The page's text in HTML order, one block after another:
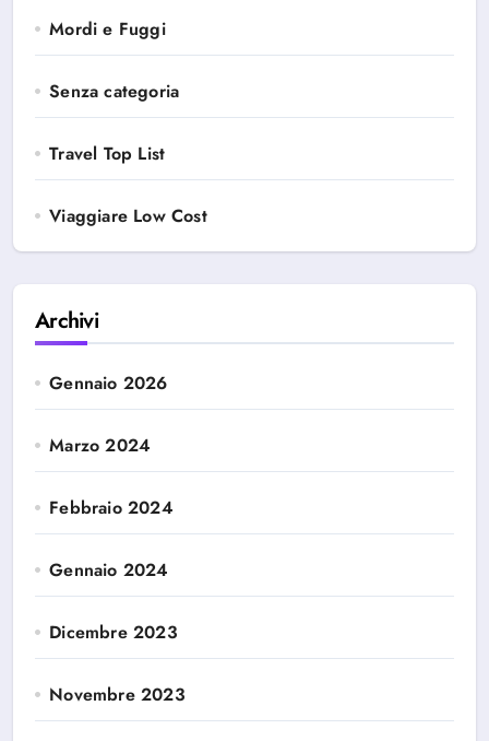
Mordi e Fuggi
Senza categoria
Travel Top List
Viaggiare Low Cost
Archivi
Gennaio 2026
Marzo 2024
Febbraio 2024
Gennaio 2024
Dicembre 2023
Novembre 2023